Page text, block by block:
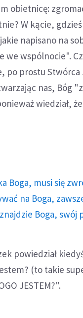
obietnicę:
W kącie,
napisano na
we wspólnocie".
po prostu
nas, Bóg
wiedział,
Boga, musi się
na Boga,
Boga,
powiedział
(to takie
JESTEM?".